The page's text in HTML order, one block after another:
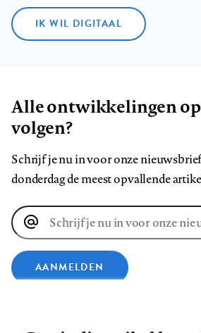
IK WIL DIGITAAL
Alle ontwikkelingen op
volgen?
Schrijf je nu in voor onze
donderdag de meest opvallende
E-
mailadres
AANMELDEN